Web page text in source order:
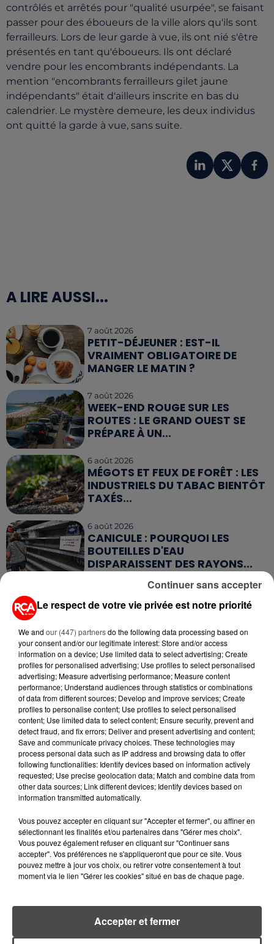
contrôlés et arrêtés pour "qualité usurpée", se faisant
passer pour des éboueurs de la ville alors qu'ils sont
ferrailleurs. Lors de leur garde à vue, ils ont nié s'être
présentés en tant qu'éboueurs. Ils ont déclaré
vendre pour les encombrants indépendants. La
mention "encombrants ferrailleurs gilet jaune
indépendants" était d'ailleurs inscrite en bas du
calendrier. Le mystère demeure, les deux individus
ont quitté la garde à vue, sans suite.
A LIRE AUSSI...
7 août 2026
PETIT-DÉJEUNER : EST-IL
VRAIMENT OBLIGATOIRE DE
MANGER LE MATIN ?
7 août 2026
WEEK-END ROUGE SUR LES
ROUTES : LE GRAND OUEST SE
PRÉPARE À UN...
6 août 2026
MÉGOTS ET FEUX DE FORÊT : LES
INDUSTRIELS DU TABAC BIENTÔT
TAXÉS...
6 août 2026
CANICULE : POURQUOI LES
BOUTEILLES D'EAU
DISPARAISSENT DES RAYONS...
MANGER SAINEMENT COÛTE 25 %
ALERTE L’ONU
5 août 2026
QUELLES SONT LES MARQUES QUI
OFFRENT LE MEILLEUR RAPPORT...
RETROUVEZ TOUTE L'ACTU DE LA RÉGION ET
RECEVEZ LES ALERTES INFOS DE LA RÉDACTION
EN TÉLÉCHARGEANT L'APPLICATION MOBILE
RCA
LA RÉDACTION Voir toute l'équipe RCA
DIMITRI COUTAND
Le respect de votre vie privée est notre priorité
We and our (447) partnersdo the following data processing based on
your consent and/or our legitimate interest: Store and/or access
information on a device; Use limited data to select advertising; Create
profiles for personalised advertising; Use profiles to select personalised
advertising; Measure advertising performance; Measure content
performance; Understand audiences through statistics or combinations
of data from different sources; Develop and improve services; Create
profiles to personalise content; Use profiles to select personalised
content; Use limited data to select content; Ensure security, prevent and
detect fraud, and fix errors; Deliver and present advertising and content;
Save and communicate privacy choices. These technologies may
process personal data such as IP address and browsing data to offer
following functionalities: Identify devices based on information actively
requested; Use precise geolocation data; Match and combine data from
other data sources; Link different devices; Identify devices based on
information transmitted automatically.
Vous pouvez accepter en cliquant sur "Accepter et fermer", ou affiner en
sélectionnant les finalités et/ou partenaires dans "Gérer mes choix".
Vous pouvez également refuser en cliquant sur "Continuer sans
accepter". Vos préférences ne s'appliqueront que pour ce site. Vous
pouvez mettre à jour vos choix, ou retirer votre consentement à tout
moment via le lien "Gérer les cookies" situé en bas de chaque page.
Accepter et fermer
Continuer sans accepter